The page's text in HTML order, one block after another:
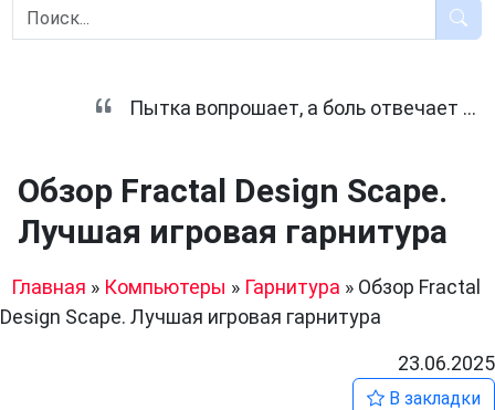
Пытка вопрошает, а боль отвечает ...
Обзор Fractal Design Scape.
Лучшая игровая гарнитура
Главная » Компьютеры » Гарнитура » Обзор Fractal
Design Scape. Лучшая игровая гарнитура
23.06.2025
В закладки